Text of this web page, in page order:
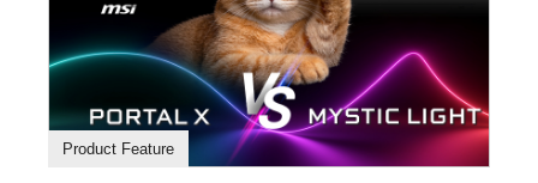
Product Feature